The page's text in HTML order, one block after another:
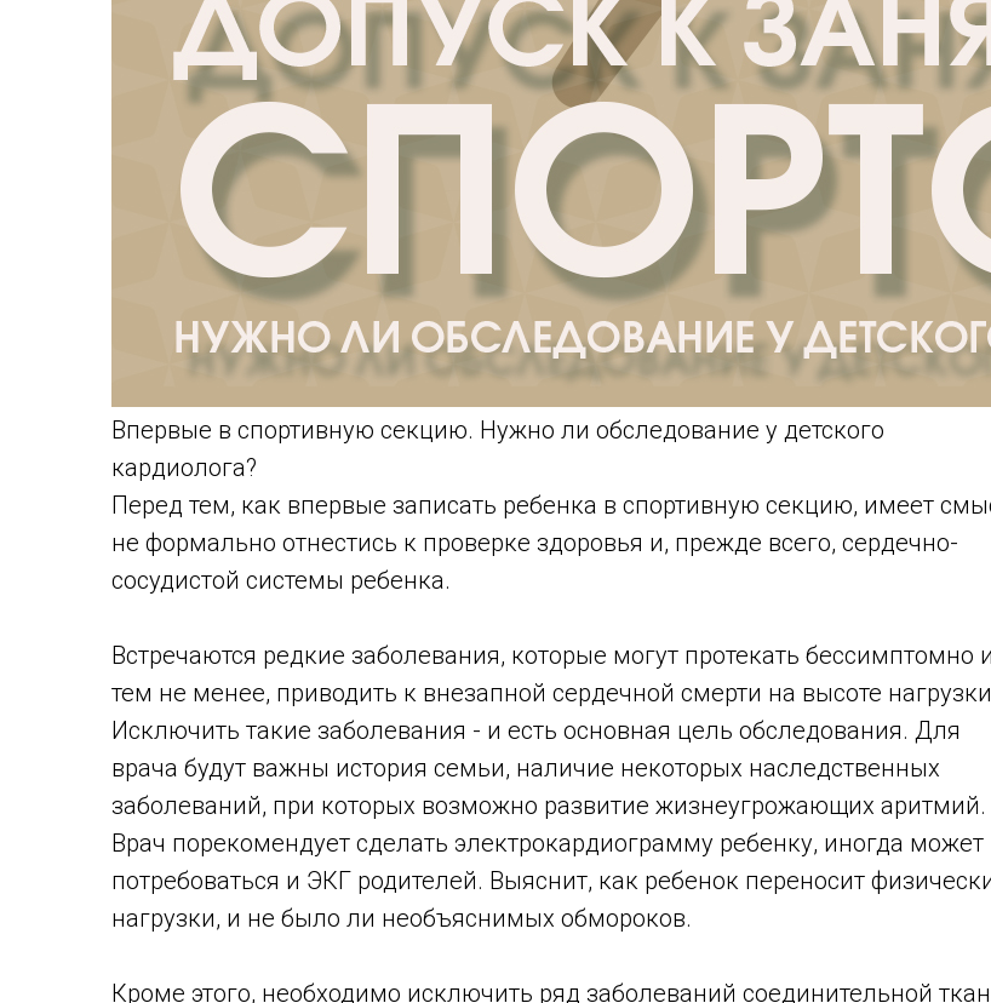
Впервые в спортивную секцию. Нужно ли обследование у детского
кардиолога?
Перед тем, как впервые записать ребенка в спортивную секцию, имеет
не формально отнестись к проверке здоровья и, прежде всего, сердечно-
сосудистой системы ребенка.
Встречаются редкие заболевания, которые могут протекать бессимптомно
тем не менее, приводить к внезапной сердечной смерти на высоте
Исключить такие заболевания - и есть основная цель обследования. Для
врача будут важны история семьи, наличие некоторых наследственных
заболеваний, при которых возможно развитие жизнеугрожающих аритмий.
Врач порекомендует сделать электрокардиограмму ребенку, иногда может
потребоваться и ЭКГ родителей. Выяснит, как ребенок переносит
нагрузки, и не было ли необъяснимых обмороков.
Кроме этого, необходимо исключить ряд заболеваний соединительной